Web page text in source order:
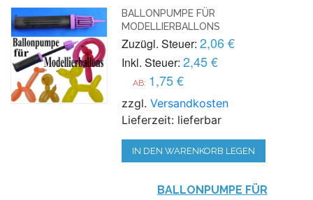
BALLONPUMPE FÜR
MODELLIERBALLONS
Zuzügl. Steuer: 2,06 €
Inkl. Steuer: 2,45 €
AB: 1,75 €
zzgl.Versandkosten
Lieferzeit: lieferbar
IN DEN WARENKORB LEGEN
BALLONPUMPE FÜR